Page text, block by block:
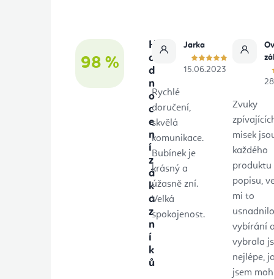
98 %
H
o
d
n
o
c
e
n
í
z
á
k
a
z
n
í
k
ů
Jarka
15.06.2023
Rychlé
doručení,
skvělá
komunikace.
Bubínek je
krásný a
úžasně zní.
Velká
spokojenost.
Zvuky
misek
každého
produktu
popisu,
mi to
usnadnilo
vybírání a
vybrala
nejlépe,
jsem